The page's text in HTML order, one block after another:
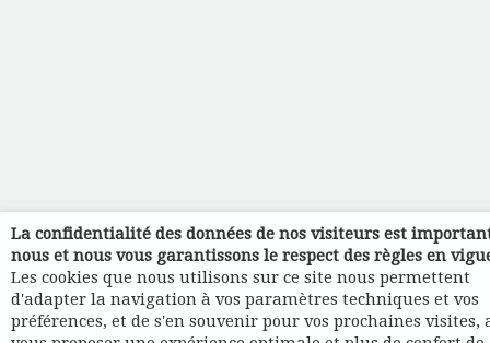
La confidentialité des données de nos visiteurs est
nous et nous vous garantissons le respect des règles en
Les cookies que nous utilisons sur ce site nous permettent
d'adapter la navigation à vos paramètres techniques et vos
préférences, et de s'en souvenir pour vos prochaines visites,